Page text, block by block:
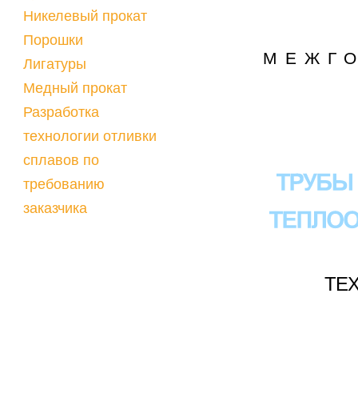
Никелевый прокат
Порошки
Лигатуры
Медный прокат
Разработка
технологии отливки
сплавов по
требованию
заказчика